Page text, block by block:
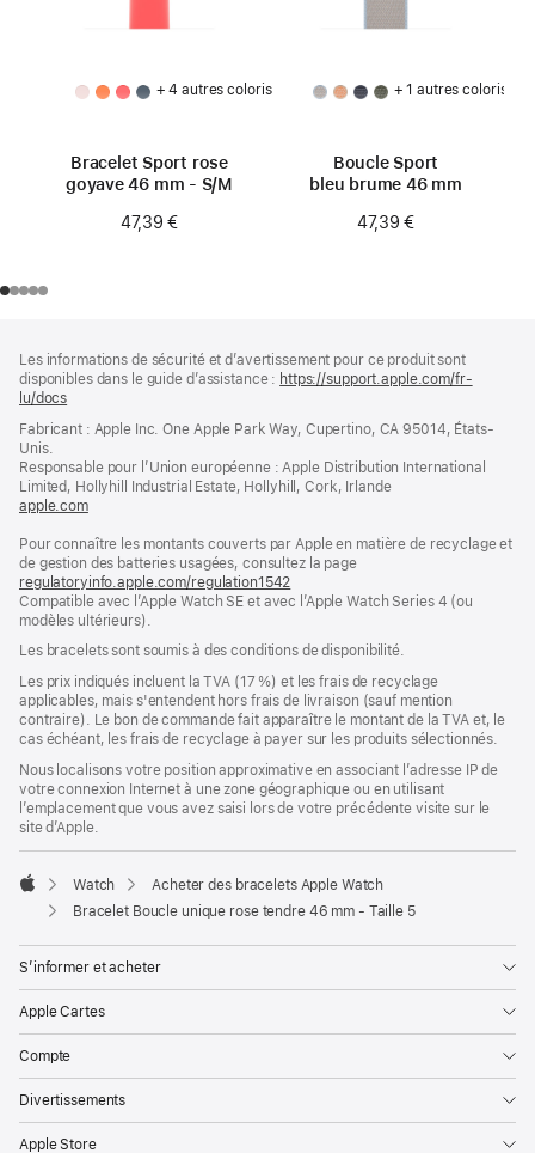
+ 4 autres coloris
Bracelet Sport rose
goyave 46 mm - S/M
47,39 €
+ 1 autres coloris
Boucle Sport
bleu brume 46 mm
47,39 €
de
page
de
bas
page
Les informations de sécurité et d’avertissement pour ce produit sont
disponibles dans le guide d’assistance : https://support.apple.com/fr-
lu/docs
une
fenêtre)
Fabricant : Apple Inc. One Apple Park Way, Cupertino, CA 95014, États-
Unis.
Responsable pour l’Union européenne : Apple Distribution International
Limited, Hollyhill Industrial Estate, Hollyhill, Cork, Irlande
apple.com(s’ouvre
une
nouvelle
fenêtre)
Pour connaître les montants couverts par Apple en matière de recyclage et
de gestion des batteries usagées, consultez la page
regulatoryinfo.apple.com/regulation1542
dans
nouvelle
fenêtre)
Compatible avec l’Apple Watch SE et avec l’Apple Watch Series 4 (ou
modèles ultérieurs).
Les bracelets sont soumis à des conditions de disponibilité.
Les prix indiqués incluent la TVA (17 %) et les frais de recyclage
applicables, mais s'entendent hors frais de livraison (sauf mention
contraire). Le bon de commande fait apparaître le montant de la TVA et, le
cas échéant, les frais de recyclage à payer sur les produits sélectionnés.
Nous localisons votre position approximative en associant l’adresse IP de
votre connexion Internet à une zone géographique ou en utilisant
l’emplacement que vous avez saisi lors de votre précédente visite sur le
site d’Apple.
Apple
Watch
Acheter des bracelets Apple Watch
Bracelet Boucle unique rose tendre 46 mm - Taille 5
S’informer et acheter
Apple Cartes
Compte
Divertissements
Apple Store